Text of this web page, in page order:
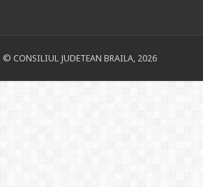
© CONSILIUL JUDETEAN BRAILA, 2026